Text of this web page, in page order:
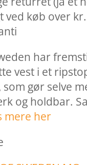
ved køb over
har
vest i et
gør selve
og holdbar.
mere her